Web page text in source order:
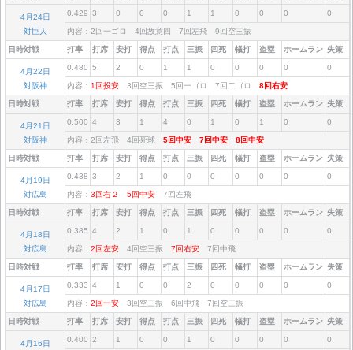
4月24日
対巨人
0.429 3 0 0 0 1 1 0 0 0 0
内容：2回一ゴロ 4回故意四 7回左飛 9回空三振
日時対戦 打率 打席 安打 得点 打点 三振 四死 犠打 盗塁 ホームラン 失策
4月22日
対阪神
0.480 5 2 0 1 1 0 0 0 0 0
内容： 1回投安 3回空三振 5回一ゴロ 7回二ゴロ 8回右安
日時対戦 打率 打席 安打 得点 打点 三振 四死 犠打 盗塁 ホームラン 失策
4月21日
対阪神
0.500 4 3 1 4 0 1 0 1 0 0
内容：2回左飛 4回死球 5回中安 7回中安 8回中安
日時対戦 打率 打席 安打 得点 打点 三振 四死 犠打 盗塁 ホームラン 失策
4月19日
対広島
0.438 3 2 1 0 0 0 0 0 0 0
内容： 3回右２ 5回中安 7回左飛
日時対戦 打率 打席 安打 得点 打点 三振 四死 犠打 盗塁 ホームラン 失策
4月18日
対広島
0.385 4 2 1 0 1 0 0 0 0 0
内容： 2回左安 4回空三振 7回右安 7回中飛
日時対戦 打率 打席 安打 得点 打点 三振 四死 犠打 盗塁 ホームラン 失策
4月17日
対広島
0.333 4 1 0 0 2 0 0 0 0 0
内容： 2回一安 3回空三振 6回中飛 7回空三振
日時対戦 打率 打席 安打 得点 打点 三振 四死 犠打 盗塁 ホームラン 失策
4月16日 0.400 2 1 0 0 1 0 0 0 0 0